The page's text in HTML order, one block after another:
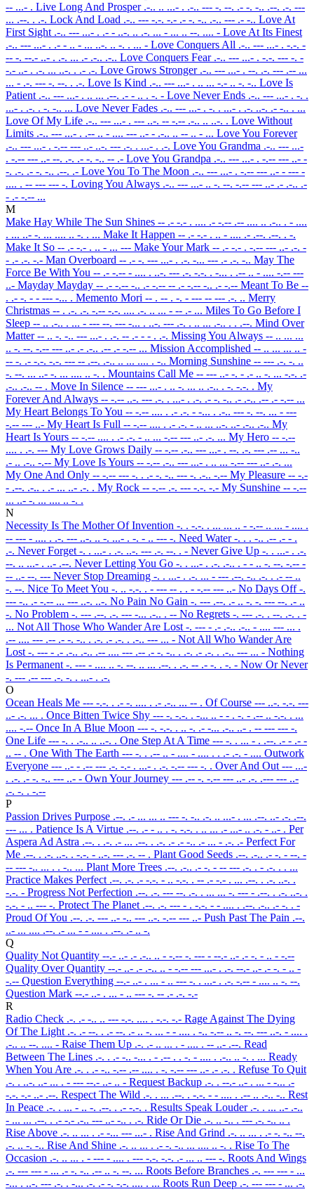
-- ...- . Live Long And Prosper .-.. .. ...- . .-.. --- -. --. .- -. -.. .--. .-. ---
... .--. . .-. Lock And Load .-.. --- -.-. -.- .- -. -.. .-.. --- .- -.. Love At
First Sight .-.. --- ...- . .- - ..-. .. .-. ... - ... .. --. .... - Love At Its Finest
.-.. --- ...- . .- - .. - ... ..-. .. -. . ... - Love Conquers All .-.. --- ...- . -.-. -
-- -. --.- ..- . .-. ... .- .-.. .-.. Love Conquers Fear .-.. --- ...- . -.-. --- -. -
-.- ..- . .-. ... ..-. . .- .-. Love Grows Stronger .-.. --- ...- . --. .-. --- .-- ...
... - .-. --- -. --. . .-. Love Is Kind .-.. --- ...- . .. ... -.- .. -. -.. Love Is
Patient .-.. --- ...- . .. ... .--. .- - .. . -. - Love Never Ends .-.. --- ...- . -. .
...- . .-. . -. -.. ... Love Never Fades .-.. --- ...- . -. . ...- . .-. ..-. .- -.. . ...
Love Of My Life .-.. --- ...- . --- ..-. -- -.-- .-.. .. ..-. . Love Without
Limits .-.. --- ...- . .-- .. - .... --- ..- - .-.. .. -- .. - ... Love You Forever
.-.. --- ...- . -.-- --- ..- ..-. --- .-. . ...- . .-. Love You Grandma .-.. --- ...-
. -.-- --- ..- --. .-. .- -. -.. -- .- Love You Grandpa .-.. --- ...- . -.-- --- ..- -
-. .-. .- -. -.. .--. .- Love You To The Moon .-.. --- ...- . -.-- --- ..- - --- -
.... . -- --- --- -. Loving You Always .-.. --- ...- .. -. --. -.-- --- ..- .- .-.. .-
- .- -.-- ...
M
Make Hay While The Sun Shines -- .- -.- . .... .- -.-- .-- .... .. .-.. . - ....
. ... ..- -. ... .... .. -. . ... Make It Happen -- .- -.- . .. - .... .- .--. .--. . -.
Make It So -- .- -.- . .. - ... --- Make Your Mark -- .- -.- . -.-- --- ..- .-. -
- .- .-. -.- Man Overboard -- .- -. --- ...- . .-. -... --- .- .-. -.. May The
Force Be With You -- .- -.-- - .... . ..-. --- .-. -.-. . -... . .-- .. - .... -.-- ---
..- Mayday Mayday -- .- -.-- -.. .- -.-- -- .- -.-- -.. .- -.-- Meant To Be --
. .- -. - - --- -... . Memento Mori -- . -- . -. - --- -- --- .-. .. Merry
Christmas -- . .-. .-. -.-- -.-. .... .-. .. ... - -- .- ... Miles To Go Before I
Sleep -- .. .-.. . ... - --- --. --- -... . ..-. --- .-. . .. ... .-.. . . .--. Mind Over
Matter-- .. -. -.. --- ...- . .-. -- .- - - . .-. Missing You Always -- .. ... ...
.. -. --. -.-- --- ..- .- .-.. .-- .- -.-- ... Mission Accomplished -- .. ... ... .. -
-- -. .- -.-. -.-. --- -- .--. .-.. .. ... .... . -.. Morning Sunshine -- --- .-. -. ..
-. --. ... ..- -. ... .... .. -. . Mountains Call Me -- --- ..- -. - .- .. -. ... -.-. .-
.-.. .-.. -- . Move In Silence -- --- ...- . .. -. ... .. .-.. . -. -.-. . My
Forever And Always -- -.-- ..-. --- .-. . ...- . .-. .- -. -.. .- .-.. .-- .- -.-- ...
My Heart Belongs To You -- -.-- .... . .- .-. - -... . .-.. --- -. --. ... - ---
-.-- --- ..- My Heart Is Full -- -.-- .... . .- .-. - .. ... ..-. ..- .-.. .-.. My
Heart Is Yours -- -.-- .... . .- .-. - .. ... -.-- --- ..- .-. ... My Hero -- -.--
.... . .-. --- My Love Grows Daily -- -.-- .-.. --- ...- . --. .-. --- .-- ... -..
.- .. .-.. -.-- My Love Is Yours -- -.-- .-.. --- ...- . .. ... -.-- --- ..- .-. ...
My One And Only -- -.-- --- -. . .- -. -.. --- -. .-.. -.-- My Pleasure -- -.-
- .--. .-.. . .- ... ..- .-. . My Rock -- -.-- .-. --- -.-. -.- My Sunshine -- -.--
... ..- -. ... .... .. -. .
N
Necessity Is The Mother Of Invention -. . -.-. . ... ... .. - -.-- .. ... - .... .
-- --- - .... . .-. --- ..-. .. -. ...- . -. - .. --- -. Need Water-. . . -.. .-- .- - .
.-. Never Forget -. . ...- . .-. ..-. --- .-. --. . - Never Give Up -. . ...- . .-.
--. .. ...- . ..- .--. Never Letting You Go -. . ...- . .-. .-.. . - - .. -. --. -.-- -
-- ..- --. --- Never Stop Dreaming -. . ...- . .-. ... - --- .--. -.. .-. . .- -- ..
-. --. Nice To Meet You -. .. -.-. . - --- -- . . - -.-- --- ..- No Days Off-.
--- -.. .- -.-- ... --- ..-. ..-. No Pain No Gain -. --- .--. .- .. -. -. --- --. .- ..
-. No Problem -. --- .--. .-. --- -... .-.. . -- No Regrets -. --- .-. . --. .-. . -
... Not All Those Who Wander Are Lost -. --- - .- .-.. .-.. - .... --- ... .
.-- .... --- .-- .- -. -.. . .-. .- .-. . .-.. --- ... - Not All Who Wander Are
Lost -. --- - .- .-.. .-.. .-- .... --- .-- .- -. -.. . .-. .- .-. . .-.. --- ... - Nothing
Is Permanent -. --- - .... .. -. --. .. ... .--. . .-. -- .- -. . -. - Now Or Never
-. --- .-- --- .-. -. . ...- . .-.
O
Ocean Heals Me --- -.-. . .- -. .... . .- .-.. ... -- . Of Course --- ..-. -.-. ---
..- .-. ... . Once Bitten Twice Shy --- -. -.-. . -... .. - - . -. - .-- .. -.-. . ...
.... -.-- Once In A Blue Moon --- -. -.-. . .. -. .- -... .-.. ..- . -- --- --- -.
One Life --- -. . .-.. .. ..-. . One Step At A Time --- -. . ... - . .--. .- - .- -
.. -- . One With The Earth --- -. . .-- .. - .... - .... . . .- .-. - .... Outwork
Everyone --- ..- - .-- --- .-. -.- . ...- . .-. -.-- --- -. . Over And Out --- ...-
. .-. .- -. -.. --- ..- - Own Your Journey --- .-- -. -.-- --- ..- .-. .--- --- ..-
.-. -. . -.--
P
Passion Drives Purpose .--. .- ... ... .. --- -. -.. .-. .. ...- . ... .--. ..- .-. .--.
--- ... . Patience Is A Virtue .--. .- - .. . -. -.-. . .. ... .- ...- .. .-. - ..- . Per
Aspera Ad Astra .--. . .-. .- ... .--. . .-. .- .- -.. .- ... - .-. .- Perfect For
Me .--. . .-. ..-. . -.-. - ..-. --- .-. -- . Plant Good Seeds .--. .-.. .- -. - --. -
-- --- -.. ... . . -.. ... Plant More Trees .--. .-.. .- -. - -- --- .-. . - .-. . . ...
Practice Makes Perfect .--. .-. .- -.-. - .. -.-. . -- .- -.- . ... .--. . .-. ..-. .
-.-. - Progress Not Perfection .--. .-. --- --. .-. . ... ... -. --- - .--. . .-. ..-. .
-.-. - .. --- -. Protect The Planet .--. .-. --- - . -.-. - - .... . .--. .-.. .- -. . -
Proud Of You .--. .-. --- ..- -.. --- ..-. -.-- --- ..- Push Past The Pain .--.
..- ... .... .--. .- ... - - .... . .--. .- .. -.
Q
Quality Not Quantity --.- ..- .- .-.. .. - -.-- -. --- - --.- ..- .- -. - .. - -.--
Quality Over Quantity --.- ..- .- .-.. .. - -.-- --- ...- . .-. --.- ..- .- -. - .. -
-.-- Question Everything --.- ..- . ... - .. --- -. . ...- . .-. -.-- - .... .. -. --.
Question Mark --.- ..- . ... - .. --- -. -- .- .-. -.-
R
Radio Check .-. .- -.. .. --- -.-. .... . -.-. -.- Rage Against The Dying
Of The Light .-. .- --. . .- --. .- .. -. ... - - .... . -.. -.-- .. -. --. --- ..-. - .... .
.-.. .. --. .... - Raise Them Up .-. .- .. ... . - .... . -- ..- .--. Read
Between The Lines .-. . .- -.. -... . - .-- . . -. - .... . .-.. .. -. . ... Ready
When You Are .-. . .- -.. -.-- .-- .... . -. -.-- --- ..- .- .-. . Refuse To Quit
.-. . ..-. ..- ... . - --- --.- ..- .. - Request Backup .-. . --.- ..- . ... - -... .-
-.-. -.- ..- .--. Respect The Wild .-. . ... .--. . -.-. - - .... . .-- .. .-.. -.. Rest
In Peace .-. . ... - .. -. .--. . .- -.-. . Results Speak Louder .-. . ... ..- .-..
- ... ... .--. . .- -.- .-.. --- ..- -.. . .-. Ride Or Die .-. .. -.. . --- .-. -.. .. .
Rise Above .-. .. ... . .- -... --- ...- . Rise And Grind .-. .. ... . .- -. -.. --.
.-. .. -. -.. Rise And Shine .-. .. ... . .- -. -.. ... .... .. -. . Rise To The
Occasion .-. .. ... . - --- - .... . --- -.-. -.-. .- ... .. --- -. Roots And Wings
.-. --- --- - ... .- -. -.. .-- .. -. --. ... Roots Before Branches .-. --- --- - ...
-... . ..-. --- .-. . -... .-. .- -. -.-. .... . ... Roots Run Deep .-. --- --- - ... .-.